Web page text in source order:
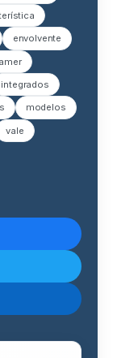
envolvente
integrados
modelos
vale